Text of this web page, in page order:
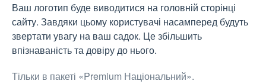
Ваш логотип буде виводитися на головній сторінці
сайту. Завдяки цьому користувачі насамперед будуть
звертати увагу на ваш садок. Це збільшить
впізнаваність та довіру до нього.
Тільки в пакеті «Premium Національний».